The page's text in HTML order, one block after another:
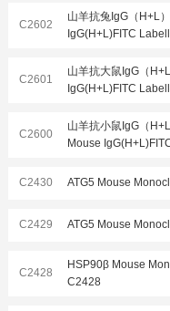
C2602
山羊抗兔IgG（H+L
IgG(H+L)FITC
C2601
山羊抗大鼠IgG（
IgG(H+L)FITC
C2600
山羊抗小鼠IgG（
Mouse
C2430 ATG5 Mouse
C2429 ATG5 Mouse
C2428
HSP90β Mouse
C2428